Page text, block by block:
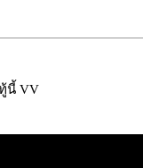
นี้ VV